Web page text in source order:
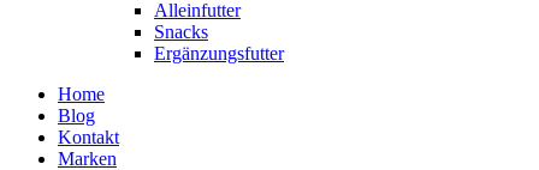
Alleinfutter
Snacks
Ergänzungsfutter
Home
Blog
Kontakt
Marken